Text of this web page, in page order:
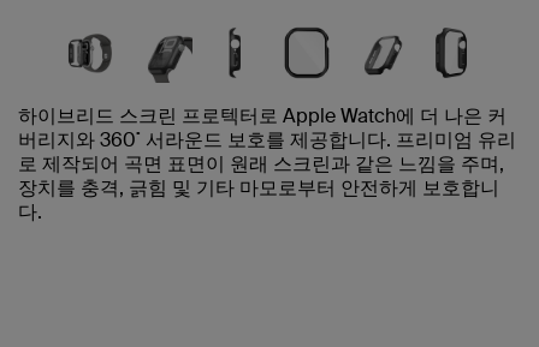
하이브리드 스크린 프로텍터로 Apple Watch에 더 나은 커
버리지와 360˚ 서라운드 보호를 제공합니다. 프리미엄 유리
로 제작되어 곡면 표면이 원래 스크린과 같은 느낌을 주며,
장치를 충격, 긁힘 및 기타 마모로부터 안전하게 보호합니
다.